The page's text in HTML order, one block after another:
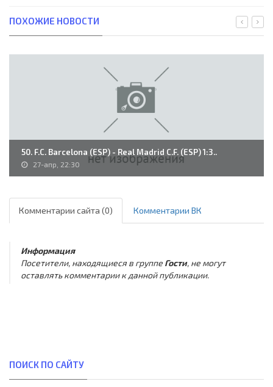
ПОХОЖИЕ НОВОСТИ
50. F.C. Barcelona (ESP) - Real Madrid C.F. (ESP) 1:3..
27-апр, 22:30
Комментарии сайта (0) Комментарии ВК
Информация
Посетители, находящиеся в группе Гости, не могут
оставлять комментарии к данной публикации.
ПОИСК ПО САЙТУ